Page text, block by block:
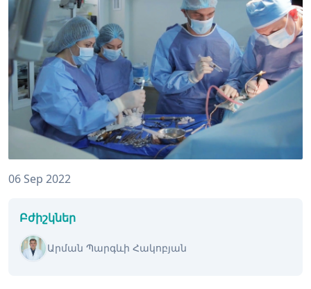
06 Sep 2022
Բժիշկներ
Արման Պարգևի Հակոբյան